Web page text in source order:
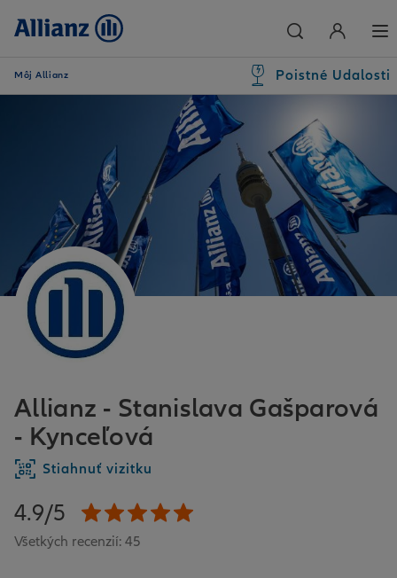
Môj Allianz Poistné Udalosti
Allianz - Stanislava Gašparová
- Kynceľová
Stiahnuť vizitku
4.9/5
Všetkých recenzií: 45